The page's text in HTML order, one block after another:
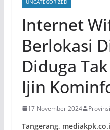
UNCATEGORIZED
Internet
Berlokasi
Diduga
Ijin
17 November 2024
Tangerang,